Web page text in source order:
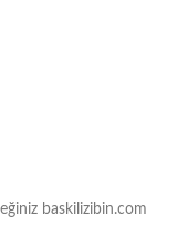
baskilizibin.com